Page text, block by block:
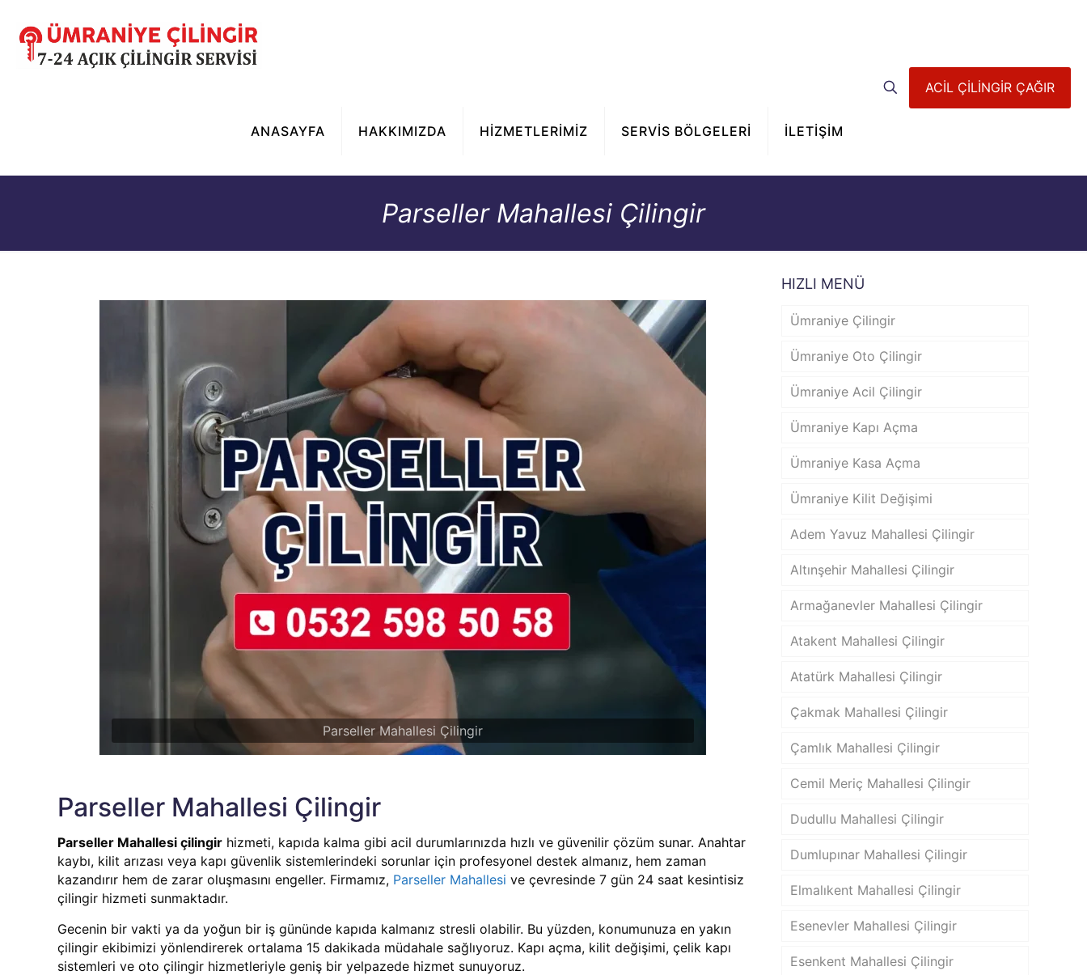
ANASAYFA HAKKIMIZDA HİZMETLERİMİZ SERVİS BÖLGELERİ İLETİŞİM
ACİL ÇİLİNGİR ÇAĞIR
Parseller Mahallesi Çilingir
Parseller Mahallesi Çilingir
Parseller Mahallesi Çilingir
Parseller Mahallesi çilingirhizmeti, kapıda kalma gibi acil durumlarınızda hızlı ve güvenilir çözüm sunar. Anahtar
kaybı, kilit arızası veya kapı güvenlik sistemlerindeki sorunlar için profesyonel destek almanız, hem zaman
kazandırır hem de zarar oluşmasını engeller. Firmamız, Parseller Mahallesi ve çevresinde 7 gün 24 saat kesintisiz
çilingir hizmeti sunmaktadır.
Gecenin bir vakti ya da yoğun bir iş gününde kapıda kalmanız stresli olabilir. Bu yüzden, konumunuza en yakın
çilingir ekibimizi yönlendirerek ortalama 15 dakikada müdahale sağlıyoruz. Kapı açma, kilit değişimi, çelik kapı
sistemleri ve oto çilingir hizmetleriyle geniş bir yelpazede hizmet sunuyoruz.
HIZLI MENÜ
Ümraniye Çilingir
Ümraniye Oto Çilingir
Ümraniye Acil Çilingir
Ümraniye Kapı Açma
Ümraniye Kasa Açma
Ümraniye Kilit Değişimi
Adem Yavuz Mahallesi Çilingir
Altınşehir Mahallesi Çilingir
Armağanevler Mahallesi Çilingir
Atakent Mahallesi Çilingir
Atatürk Mahallesi Çilingir
Çakmak Mahallesi Çilingir
Çamlık Mahallesi Çilingir
Cemil Meriç Mahallesi Çilingir
Dudullu Mahallesi Çilingir
Dumlupınar Mahallesi Çilingir
Elmalıkent Mahallesi Çilingir
Esenevler Mahallesi Çilingir
Esenkent Mahallesi Çilingir